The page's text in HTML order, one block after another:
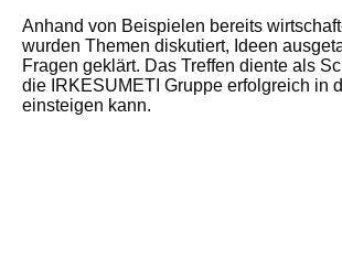
Anhand von Beispielen bereits
wurden Themen diskutiert, Ideen
Fragen geklärt. Das Treffen diente als
die IRKESUMETI Gruppe erfolgreich in
einsteigen kann.